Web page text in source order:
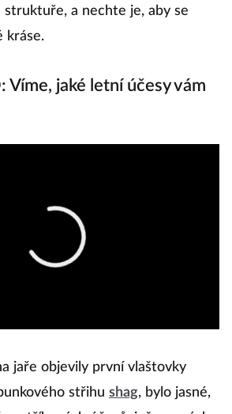
struktuře, a nechte je, aby se
kráse.
Víme, jaké letní účesy vám
jaře objevily první vlaštovky
střihu shag, bylo jasné,